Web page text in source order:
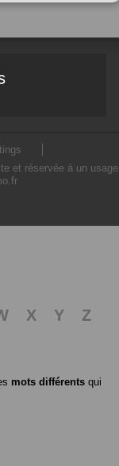
et réservée à un usage
X Y
Z
mots différents qui